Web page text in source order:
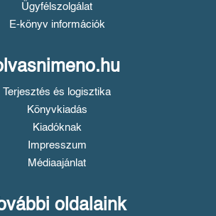
Ügyfélszolgálat
E-könyv információk
Terjesztés és logisztika
Könyvkiadás
Kiadóknak
Impresszum
Médiaajánlat
oldalaink